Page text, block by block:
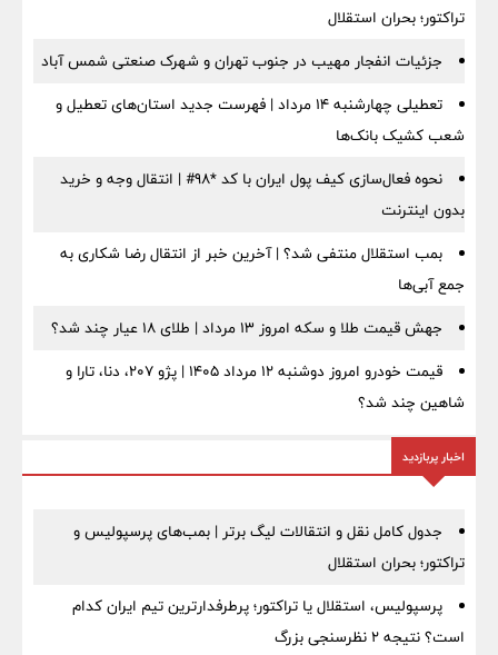
تراکتور؛ بحران استقلال
جزئیات انفجار مهیب در جنوب تهران و شهرک صنعتی شمس آباد
تعطیلی چهارشنبه ۱۴ مرداد | فهرست جدید استان‌های تعطیل و
شعب کشیک بانک‌ها
نحوه فعال‌سازی کیف پول ایران با کد *98# | انتقال وجه و خرید
بدون اینترنت
بمب استقلال منتفی شد؟ | آخرین خبر از انتقال رضا شکاری به
جمع آبی‌ها
جهش قیمت طلا و سکه امروز ۱۳ مرداد | طلای ۱۸ عیار چند شد؟
قیمت خودرو امروز دوشنبه ۱۲ مرداد ۱۴۰۵ | پژو ۲۰۷، دنا، تارا و
شاهین چند شد؟
اخبار پربازدید
جدول کامل نقل و انتقالات لیگ برتر | بمب‌های پرسپولیس و
تراکتور؛ بحران استقلال
پرسپولیس، استقلال یا تراکتور؛ پرطرفدارترین تیم ایران کدام
است؟ نتیجه ۲ نظرسنجی بزرگ